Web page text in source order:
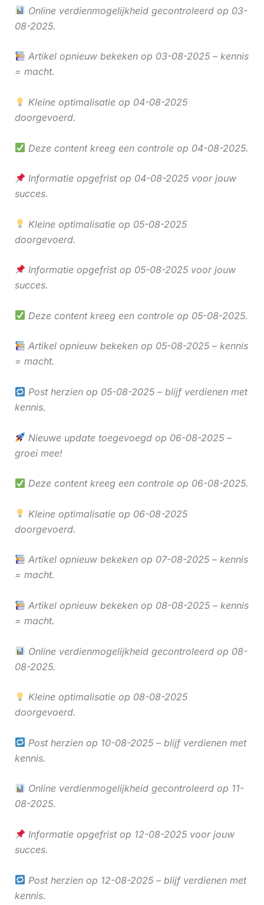
Online verdienmogelijkheid gecontroleerd op 03-
08-2025.
Artikel opnieuw bekeken op 03-08-2025 – kennis
= macht.
Kleine optimalisatie op 04-08-2025
doorgevoerd.
Deze content kreeg een controle op 04-08-2025.
Informatie opgefrist op 04-08-2025 voor jouw
succes.
Kleine optimalisatie op 05-08-2025
doorgevoerd.
Informatie opgefrist op 05-08-2025 voor jouw
succes.
Deze content kreeg een controle op 05-08-2025.
Artikel opnieuw bekeken op 05-08-2025 – kennis
= macht.
Post herzien op 05-08-2025 – blijf verdienen met
kennis.
Nieuwe update toegevoegd op 06-08-2025 –
groei mee!
Deze content kreeg een controle op 06-08-2025.
Kleine optimalisatie op 06-08-2025
doorgevoerd.
Artikel opnieuw bekeken op 07-08-2025 – kennis
= macht.
Artikel opnieuw bekeken op 08-08-2025 – kennis
= macht.
Online verdienmogelijkheid gecontroleerd op 08-
08-2025.
Kleine optimalisatie op 08-08-2025
doorgevoerd.
Post herzien op 10-08-2025 – blijf verdienen met
kennis.
Online verdienmogelijkheid gecontroleerd op 11-
08-2025.
Informatie opgefrist op 12-08-2025 voor jouw
succes.
Post herzien op 12-08-2025 – blijf verdienen met
kennis.